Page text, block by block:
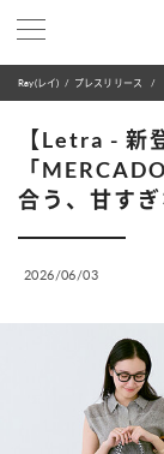
Ray(レイ) プレスリリース
【Letra - 新
「
合う、甘すぎ
2026/06/03